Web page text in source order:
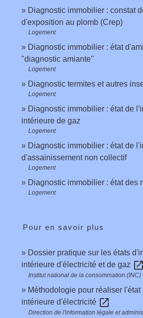
Diagnostic immobilier : constat
d'exposition au plomb (Crep)
Logement
Diagnostic immobilier : état
"diagnostic amiante"
Logement
Diagnostic termites et autres
Logement
Diagnostic immobilier : état de
intérieure de gaz
Logement
Diagnostic immobilier : état de
d'assainissement non collectif
Logement
Diagnostic immobilier : état des
Logement
Pour en savoir plus
Dossier pratique sur les états
intérieure d'électricité et de gaz open_in_new
Institut national de la consommation (INC)
Méthodologie pour réaliser
intérieure d'électricité open_in_new
Direction de l'information légale et